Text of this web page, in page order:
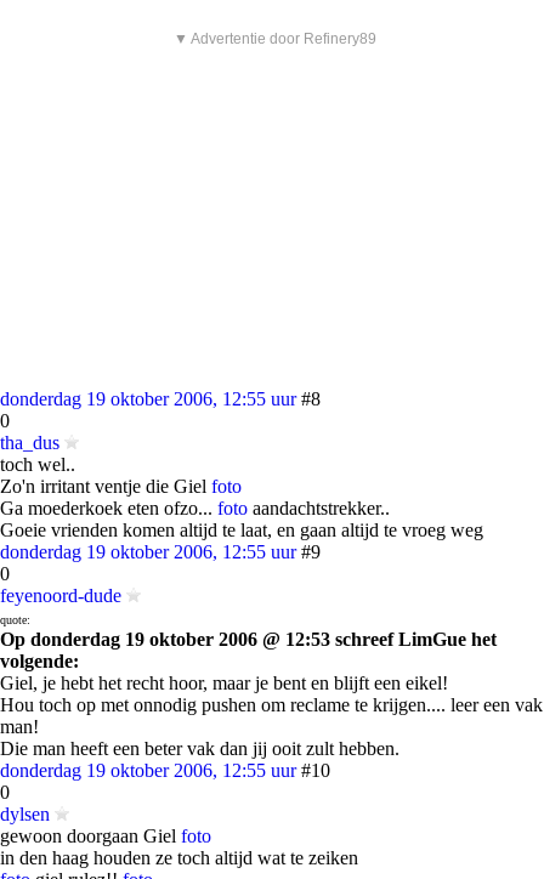
▼ Advertentie door Refinery89
donderdag 19 oktober 2006, 12:55 uur #8
0
tha_dus
toch wel..
Zo'n irritant ventje die Giel foto
Ga moederkoek eten ofzo... foto aandachtstrekker..
Goeie vrienden komen altijd te laat, en gaan altijd te vroeg weg
donderdag 19 oktober 2006, 12:55 uur #9
0
feyenoord-dude
quote:
Op donderdag 19 oktober 2006 @ 12:53 schreef LimGue het
volgende:
Giel, je hebt het recht hoor, maar je bent en blijft een eikel!
Hou toch op met onnodig pushen om reclame te krijgen.... leer een vak
man!
Die man heeft een beter vak dan jij ooit zult hebben.
donderdag 19 oktober 2006, 12:55 uur #10
0
dylsen
gewoon doorgaan Giel foto
in den haag houden ze toch altijd wat te zeiken